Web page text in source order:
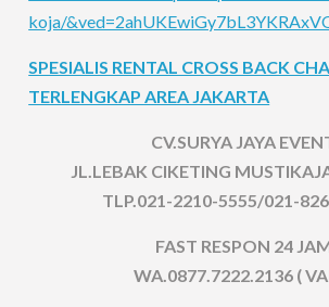
koja/
SPESIALIS RENTAL CROSS BACK
TERLENGKAP AREA JAKARTA
CV.SURYA JAYA
JL.LEBAK CIKETING
TLP.021-2210-5555/021-
FAST RESPON 24
WA.0877.7222.2136 (